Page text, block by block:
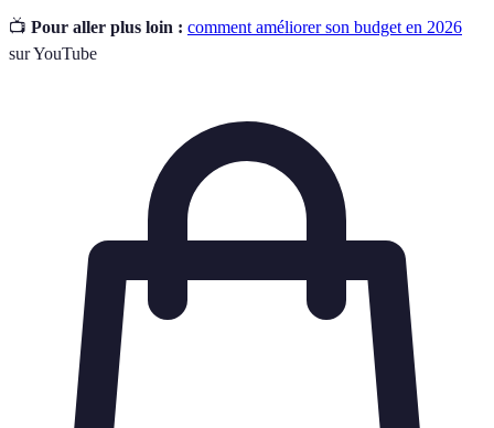
📺 Pour aller plus loin : comment améliorer son budget en 2026
sur YouTube